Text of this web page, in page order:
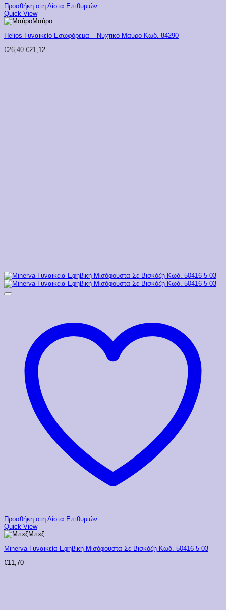
Προσθήκη στη Λίστα Επιθυμιών
Quick View
Μαύρο
Helios Γυναικείο Εσωφόρεμα – Νυχτικό Μαύρο Κωδ. 84290
€26,40 Original
€21,12Η
Προσθήκη στη Λίστα Επιθυμιών
Quick View
Μπεζ
Minerva Γυναικεία Εφηβική Μισόφουστα Σε Βισκόζη Κωδ. 50416-5-03
€11,70